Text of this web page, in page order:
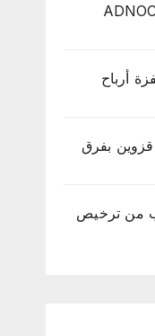
أرباح
بفرق
من ترخيص